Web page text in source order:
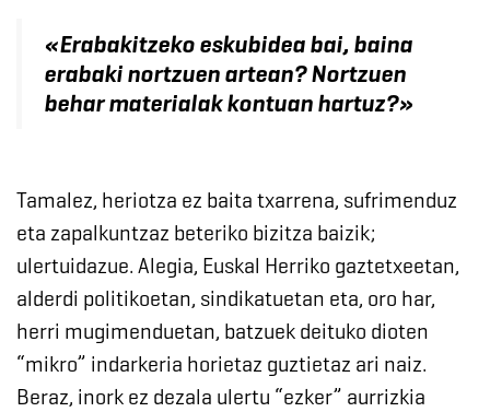
«Erabakitzeko eskubidea bai, baina
erabaki nortzuen artean? Nortzuen
behar materialak kontuan hartuz?»
Tamalez, heriotza ez baita txarrena, sufrimenduz
eta zapalkuntzaz beteriko bizitza baizik;
ulertuidazue. Alegia, Euskal Herriko gaztetxeetan,
alderdi politikoetan, sindikatuetan eta, oro har,
herri mugimenduetan, batzuek deituko dioten
“mikro” indarkeria horietaz guztietaz ari naiz.
Beraz, inork ez dezala ulertu “ezker” aurrizkia